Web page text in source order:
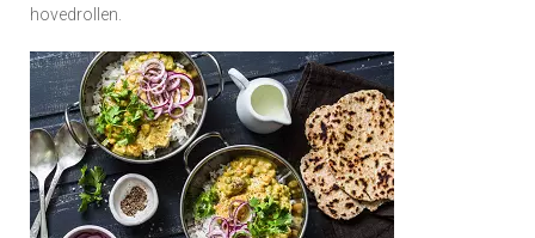
hovedrollen.